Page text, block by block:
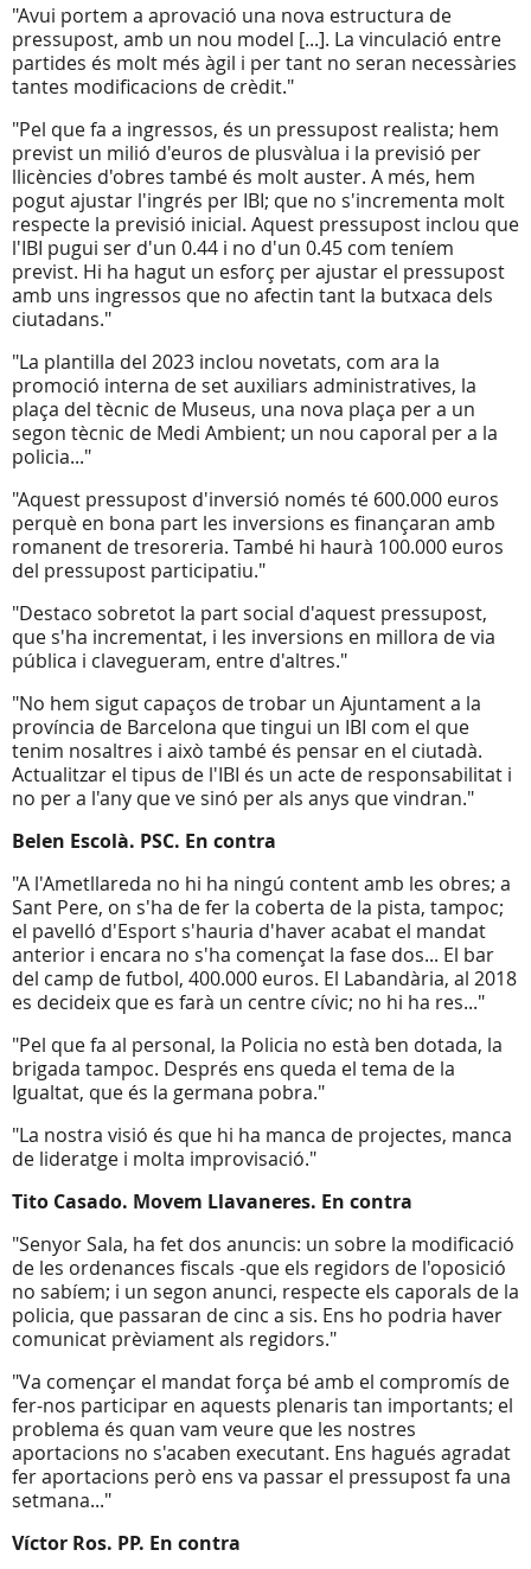
"Avui portem a aprovació una nova estructura de
pressupost, amb un nou model [...]. La vinculació entre
partides és molt més àgil i per tant no seran necessàries
tantes modificacions de crèdit."
"Pel que fa a ingressos, és un pressupost realista; hem
previst un milió d'euros de plusvàlua i la previsió per
llicències d'obres també és molt auster. A més, hem
pogut ajustar l'ingrés per IBI; que no s'incrementa molt
respecte la previsió inicial. Aquest pressupost inclou que
l'IBI pugui ser d'un 0.44 i no d'un 0.45 com teníem
previst. Hi ha hagut un esforç per ajustar el pressupost
amb uns ingressos que no afectin tant la butxaca dels
ciutadans."
"La plantilla del 2023 inclou novetats, com ara la
promoció interna de set auxiliars administratives, la
plaça del tècnic de Museus, una nova plaça per a un
segon tècnic de Medi Ambient; un nou caporal per a la
policia..."
"Aquest pressupost d'inversió només té 600.000 euros
perquè en bona part les inversions es finançaran amb
romanent de tresoreria. També hi haurà 100.000 euros
del pressupost participatiu."
"Destaco sobretot la part social d'aquest pressupost,
que s'ha incrementat, i les inversions en millora de via
pública i clavegueram, entre d'altres."
"No hem sigut capaços de trobar un Ajuntament a la
província de Barcelona que tingui un IBI com el que
tenim nosaltres i això també és pensar en el ciutadà.
Actualitzar el tipus de l'IBI és un acte de responsabilitat i
no per a l'any que ve sinó per als anys que vindran."
Belen Escolà. PSC. En contra
"A l'Ametllareda no hi ha ningú content amb les obres; a
Sant Pere, on s'ha de fer la coberta de la pista, tampoc;
el pavelló d'Esport s'hauria d'haver acabat el mandat
anterior i encara no s'ha començat la fase dos... El bar
del camp de futbol, 400.000 euros. El Labandària, al 2018
es decideix que es farà un centre cívic; no hi ha res..."
"Pel que fa al personal, la Policia no està ben dotada, la
brigada tampoc. Després ens queda el tema de la
Igualtat, que és la germana pobra."
"La nostra visió és que hi ha manca de projectes, manca
de lideratge i molta improvisació."
Tito Casado. Movem Llavaneres. En contra
"Senyor Sala, ha fet dos anuncis: un sobre la modificació
de les ordenances fiscals -que els regidors de l'oposició
no sabíem; i un segon anunci, respecte els caporals de la
policia, que passaran de cinc a sis. Ens ho podria haver
comunicat prèviament als regidors."
"Va començar el mandat força bé amb el compromís de
fer-nos participar en aquests plenaris tan importants; el
problema és quan vam veure que les nostres
aportacions no s'acaben executant. Ens hagués agradat
fer aportacions però ens va passar el pressupost fa una
setmana..."
Víctor Ros. PP. En contra